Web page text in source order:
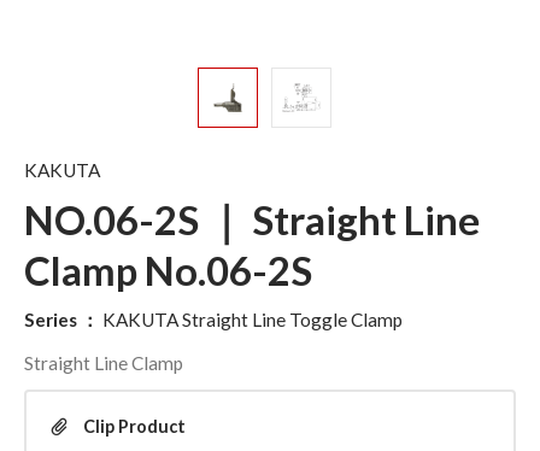
KAKUTA
NO.06-2S ｜ Straight Line
Clamp No.06-2S
Series ： KAKUTA Straight Line Toggle Clamp
Straight Line Clamp
Clip Product